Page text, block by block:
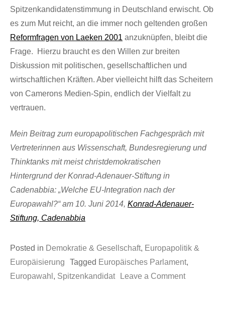
Spitzenkandidatenstimmung in Deutschland erwischt. Ob
es zum Mut reicht, an die immer noch geltenden großen
Reformfragen von Laeken 2001 anzuknüpfen, bleibt die
Frage. Hierzu braucht es den Willen zur breiten
Diskussion mit politischen, gesellschaftlichen und
wirtschaftlichen Kräften. Aber vielleicht hilft das Scheitern
von Camerons Medien-Spin, endlich der Vielfalt zu
vertrauen.
Mein Beitrag zum europapolitischen Fachgespräch mit
Vertreterinnen aus Wissenschaft, Bundesregierung und
Thinktanks mit meist christdemokratischen
Hintergrund der Konrad-Adenauer-Stiftung in
Cadenabbia: „Welche EU-Integration nach der
Europawahl?“ am 10. Juni 2014, Konrad-Adenauer-
Stiftung, Cadenabbia
Posted in Demokratie & Gesellschaft, Europapolitik &
Europäisierung
Tagged Europäisches Parlament,
Europawahl , Spitzenkandidat Leave a Commenton